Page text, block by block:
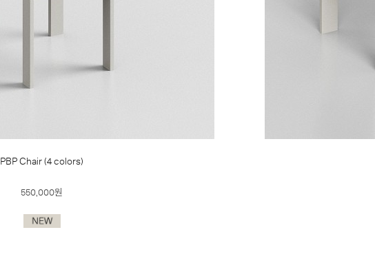
PBP Chair (4 colors)
550,000원